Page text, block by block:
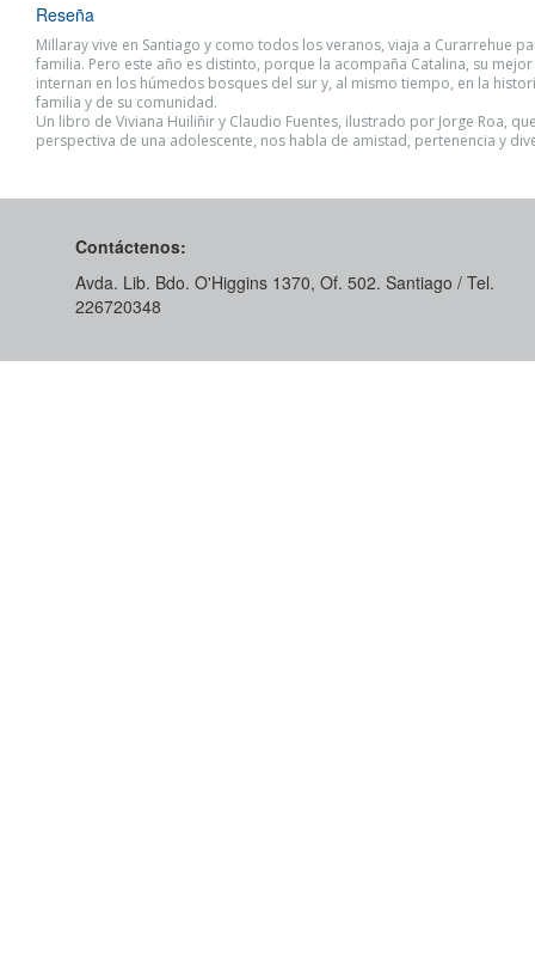
Reseña
Millaray vive en Santiago y como todos los veranos, viaja a Curarrehue
familia. Pero este año es distinto, porque la acompaña Catalina, su mejor
internan en los húmedos bosques del sur y, al mismo tiempo, en la
familia y de su comunidad.
Un libro de Viviana Huiliñir y Claudio Fuentes, ilustrado por Jorge Roa,
perspectiva de una adolescente, nos habla de amistad, pertenencia y
Contáctenos:
Avda. Lib. Bdo. O'Higgins 1370, Of. 502. Santiago / Tel.
226720348